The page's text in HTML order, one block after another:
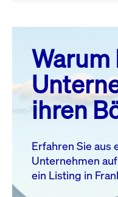
August 26
MO. DI. MI.
3
4 5
10 11
17
18 19
Warum
ihren
Erfahren Sie aus
Unternehmen
ein Listing in